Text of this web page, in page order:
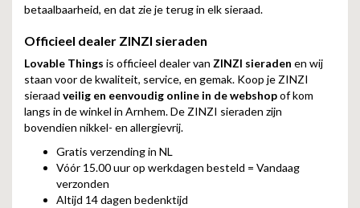
betaalbaarheid, en dat zie je terug in elk sieraad.
Officieel dealer ZINZI sieraden
Lovable Things is officieel dealer van ZINZI sieraden en wij
staan voor de kwaliteit, service, en gemak. Koop je ZINZI
sieraad veilig en eenvoudig online in de webshopof kom
langs in de winkel in Arnhem. De ZINZI sieraden zijn
bovendien nikkel- en allergievrij.
Gratis verzending in NL
Vóór 15.00 uur op werkdagen besteld = Vandaag
verzonden
Altijd 14 dagen bedenktijd